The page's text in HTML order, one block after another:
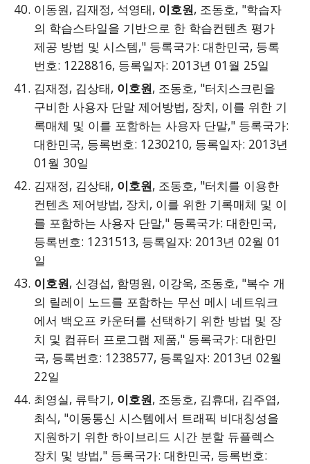
이동원, 김재정, 석영태, 이호원, 조동호, "학습자
의 학습스타일을 기반으로 한 학습컨텐츠 평가
제공 방법 및 시스템," 등록국가: 대한민국, 등록
번호: 1228816, 등록일자: 2013년 01월 25일
김재정, 김상태, 이호원, 조동호, "터치스크린을
구비한 사용자 단말 제어방법, 장치, 이를 위한 기
록매체 및 이를 포함하는 사용자 단말," 등록국가:
대한민국, 등록번호: 1230210, 등록일자: 2013년
01월 30일
김재정, 김상태, 이호원, 조동호, "터치를 이용한
컨텐츠 제어방법, 장치, 이를 위한 기록매체 및 이
를 포함하는 사용자 단말," 등록국가: 대한민국,
등록번호: 1231513, 등록일자: 2013년 02월 01
일
이호원, 신경섭, 함명원, 이강욱, 조동호, "복수 개
의 릴레이 노드를 포함하는 무선 메시 네트워크
에서 백오프 카운터를 선택하기 위한 방법 및 장
치 및 컴퓨터 프로그램 제품," 등록국가: 대한민
국, 등록번호: 1238577, 등록일자: 2013년 02월
22일
최영실, 류탁기, 이호원, 조동호, 김휴대, 김주엽,
최식, "이동통신 시스템에서 트래픽 비대칭성을
지원하기 위한 하이브리드 시간 분할 듀플렉스
장치 및 방법," 등록국가: 대한민국, 등록번호: